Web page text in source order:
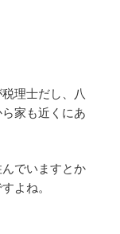
理士だし、八
家も近くにあ
でいますとか
よね。